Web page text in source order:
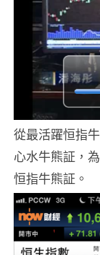
從最活躍恒指
心水牛熊証，
恒指牛熊証。